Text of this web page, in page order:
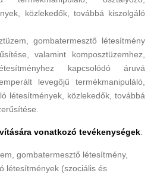
közlekedők, továbbá kiszolgáló
gombatermesztő létesítmény
valamint komposztüzemhez,
kapcsolódó áruvá
levegőjű termékmanipuláló,
létesítmények, közlekedők, továbbá
vonatkozó tevékenységek:
gombatermesztő létesítmény,
létesítmények (szociális és